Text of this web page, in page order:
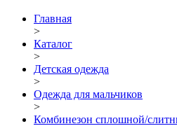
Главная
>
Каталог
>
Детская одежда
>
Одежда для мальчиков
>
Комбинезон сплошной/